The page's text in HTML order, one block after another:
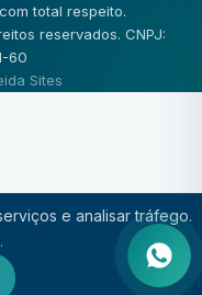
total respeito.
reservados. CNPJ:
60
Sites
e analisar tráfego.